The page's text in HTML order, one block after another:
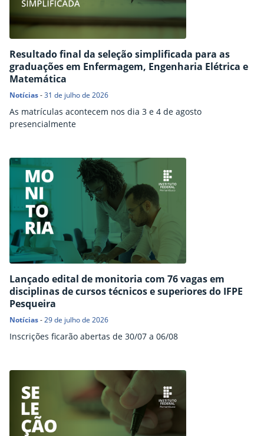
Resultado final da seleção simplificada para as
graduações em Enfermagem, Engenharia Elétrica e
Matemática
Notícias-31 de julho de 2026
As matrículas acontecem nos dia 3 e 4 de agosto
presencialmente
Lançado edital de monitoria com 76 vagas em
disciplinas de cursos técnicos e superiores do IFPE
Pesqueira
Notícias-29 de julho de 2026
Inscrições ficarão abertas de 30/07 a 06/08